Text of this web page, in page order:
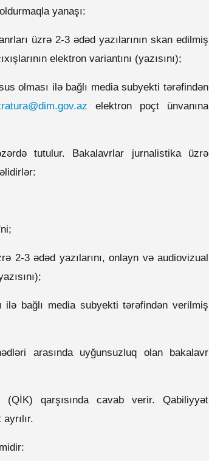
yanaşı:
üzrə 2-3 ədəd yazılarının skan edilmiş
elektron variantını (yazısını);
olması ilə bağlı media subyekti tərəfindən
elektron poçt ünvanına
tutulur. Bakalavrlar jurnalistika üzrə
2-3 ədəd yazılarını, onlayn və audiovizual
bağlı media subyekti tərəfindən verilmiş
arasında uyğunsuzluq olan bakalavr
qarşısında cavab verir. Qabiliyyət